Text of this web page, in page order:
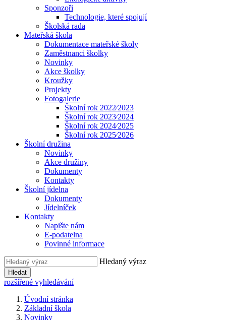
Sponzoři
Technologie, které spojují
Školská rada
Mateřská škola
Dokumentace mateřské školy
Zaměstnanci školky
Novinky
Akce školky
Kroužky
Projekty
Fotogalerie
Školní rok 2022⁄2023
Školní rok 2023⁄2024
Školní rok 2024⁄2025
Školní rok 2025⁄2026
Školní družina
Novinky
Akce družiny
Dokumenty
Kontakty
Školní jídelna
Dokumenty
Jídelníček
Kontakty
Napište nám
E-podatelna
Povinné informace
Hledaný výraz
Hledat
rozšířené vyhledávání
Úvodní stránka
Základní škola
Novinky